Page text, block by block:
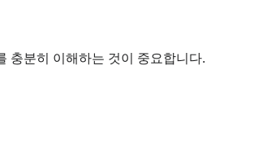
충분히 이해하는 것이 중요합니다.